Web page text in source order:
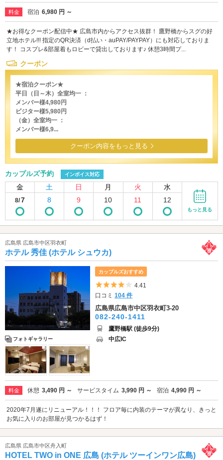
料金 宿泊 6,980 円 ～
★お得なクーポン配信中★ 広島市内からアクセス抜群！ 鷹野橋からスグの好
立地ホテル!!! 指定のQR決済（d払い・auPAY/PAYPAY）にも対応しておりま
す！ コスプレ&部屋着もロビーで貸出しております♪ 休憩3時間プ...
クーポン
★宿泊クーポン★
平日（日～木）全室均一 ：
メンバー様4,980円
ビジター様5,980円
（金）全室均一 ：
メンバー様6,9...
クーポン内容をもっと見る
カップルズ予約 インボイス対応
金 土 日 月 火 水
8/7 8 9 10 11 12
もっと見る
広島県 広島市中区羽衣町
ホテル 秀佳 (ホテル シュウカ)
フォトギャラリー
カップルズおすすめ
5つ星のうち4
4.41
口コミ104 件
広島県広島市中区羽衣町3-20
082-240-1411
鷹野橋駅 (徒歩9分)
中広IC
料金 休憩 3,490 円 ～ サービスタイム 3,990 円 ～ 宿泊 4,990 円 ～
2020年7月遂にリニューアル！！！ フロア毎に内装のテーマが異なり、きっと
お気に入りのお部屋が見つかるはず！
広島県 広島市中区舟入町
HOTEL TWO in ONE 広島 (ホテル ツーインワン広島)